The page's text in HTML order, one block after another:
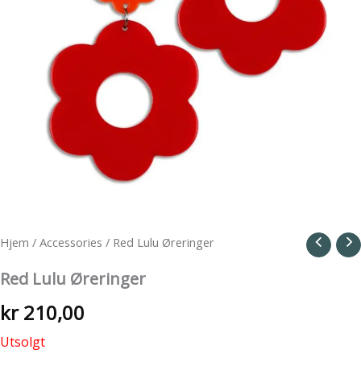
Hjem / Accessories / Red Lulu Øreringer
Red Lulu Øreringer
kr210,00
Utsolgt